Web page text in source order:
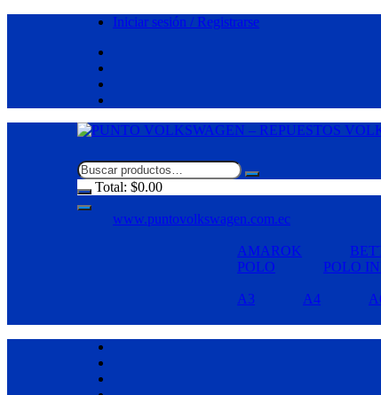
Iniciar sesión / Registrarse
Total: $0.00
www.puntovolkswagen.com.ec
AMAROK
POLO
POLO
A3 A4